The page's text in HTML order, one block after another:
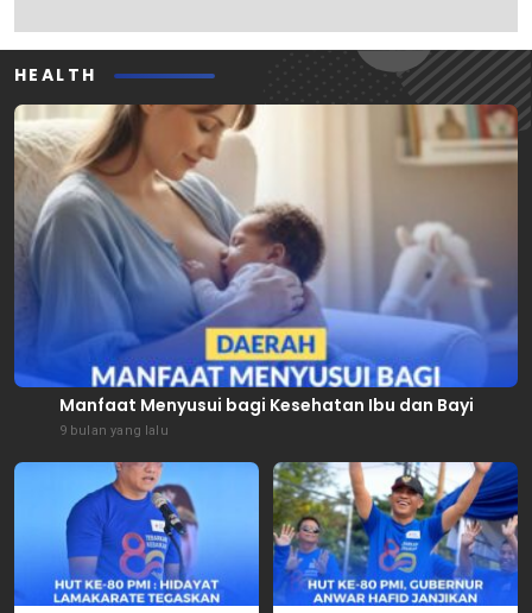
HEALTH
Manfaat Menyusui bagi Kesehatan Ibu dan Bayi
9 bulan yang lalu